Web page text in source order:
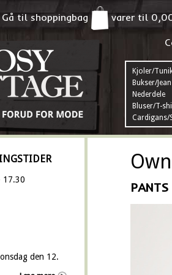
Gå til shoppingbag varer til
Kjoler/
Bukser/
Nederdele
Bluser/T-
Cardigans/
17.30
den 12.